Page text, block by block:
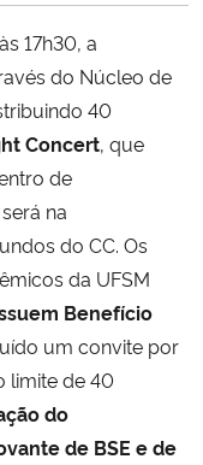
17h30, a
do Núcleo de
40
Concert, que
de
na
do CC. Os
da UFSM
Benefício
um convite por
limite de 40
do
de BSE e de